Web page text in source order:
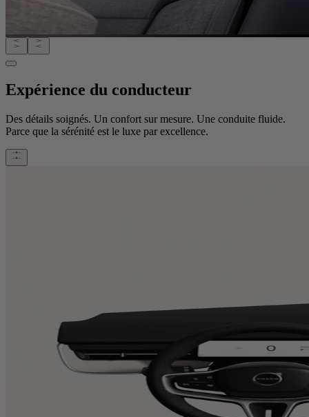
Expérience du conducteur
Des détails soignés. Un confort sur mesure. Une conduite fluide.
Parce que la sérénité est le luxe par excellence.